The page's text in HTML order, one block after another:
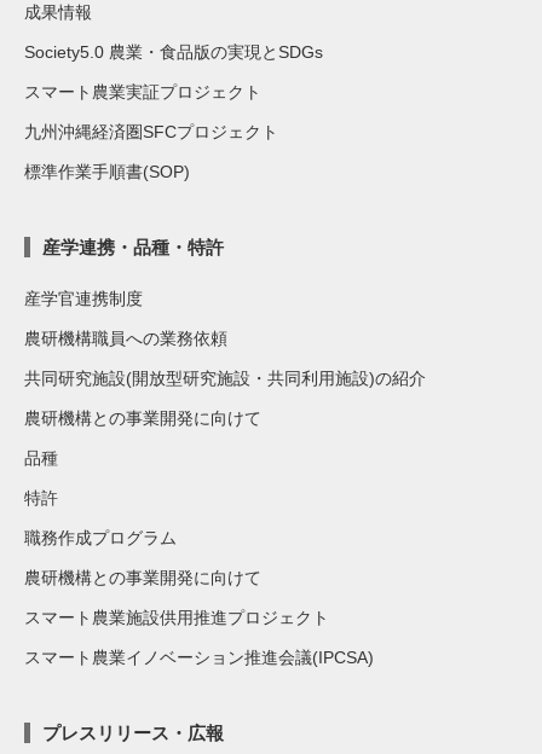
成果情報
Society5.0 農業・食品版の実現とSDGs
スマート農業実証プロジェクト
九州沖縄経済圏SFCプロジェクト
標準作業手順書(SOP)
産学連携・品種・特許
産学官連携制度
農研機構職員への業務依頼
共同研究施設(開放型研究施設・共同利用施設)の紹介
農研機構との事業開発に向けて
品種
特許
職務作成プログラム
農研機構との事業開発に向けて
スマート農業施設供用推進プロジェクト
スマート農業イノベーション推進会議(IPCSA)
プレスリリース・広報